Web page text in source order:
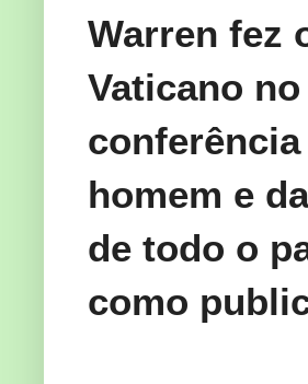
Warren fez
Vaticano
conferência
homem e da
de todo o
como